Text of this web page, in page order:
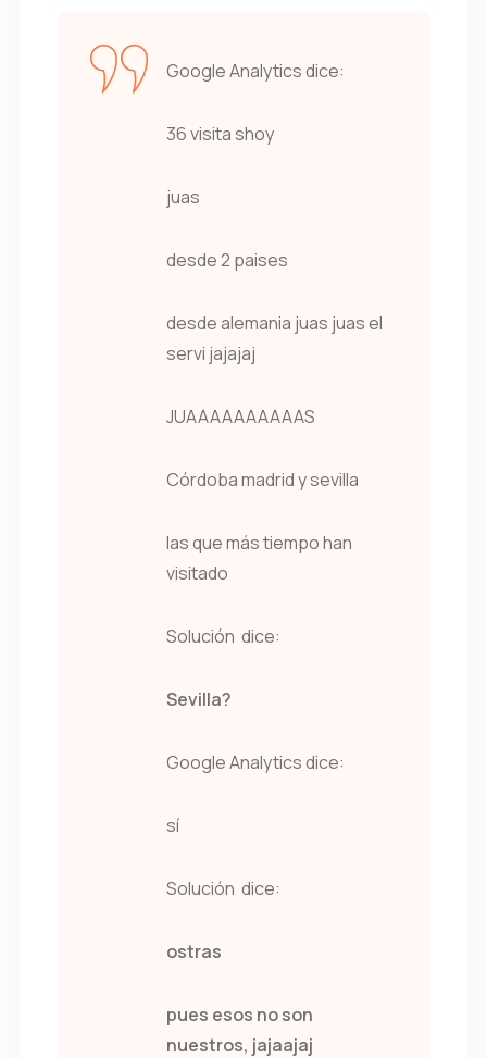
Google Analytics dice:
36 visita shoy
juas
desde 2 paises
desde alemania juas juas el
servi jajajaj
JUAAAAAAAAAAS
Córdoba madrid y sevilla
las que más tiempo han
visitado
Solución dice:
Sevilla?
Google Analytics dice:
sí
Solución dice:
ostras
pues esos no son
nuestros, jajaajaj